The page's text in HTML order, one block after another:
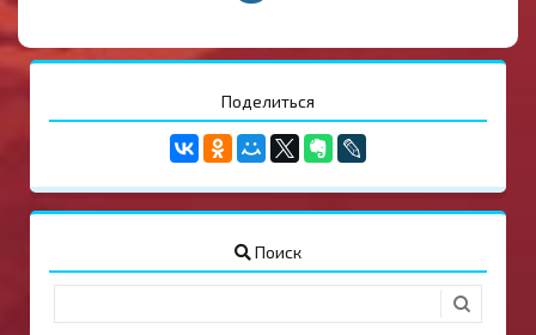
Поделиться
Поиск